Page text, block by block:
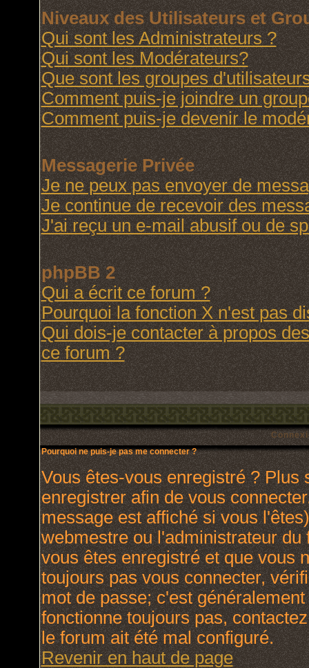
Niveaux des Utilisateurs et
Qui sont les Administrateurs ?
Qui sont les Modérateurs?
Que sont les groupes
Comment puis-je joindre un
Comment puis-je devenir le
Messagerie Privée
Je ne peux pas envoyer de
Je continue de recevoir des
J'ai reçu un e-mail abusif ou de
phpBB 2
Qui a écrit ce forum ?
Pourquoi la fonction X n'est pas
Qui dois-je contacter à propos
ce forum ?
Pourquoi ne puis-je pas me connecter ?
Vous êtes-vous enregistré ? Plus
enregistrer afin de vous
message est affiché si vous
webmestre ou l'administrateur
vous êtes enregistré et que vous
toujours pas vous connecter,
mot de passe; c'est
fonctionne toujours pas,
le forum ait été mal configuré.
Revenir en haut de page